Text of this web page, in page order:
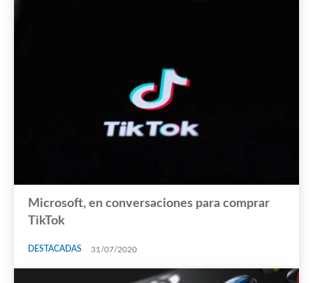
Microsoft, en conversaciones para comprar
TikTok
DESTACADAS 31/07/2020